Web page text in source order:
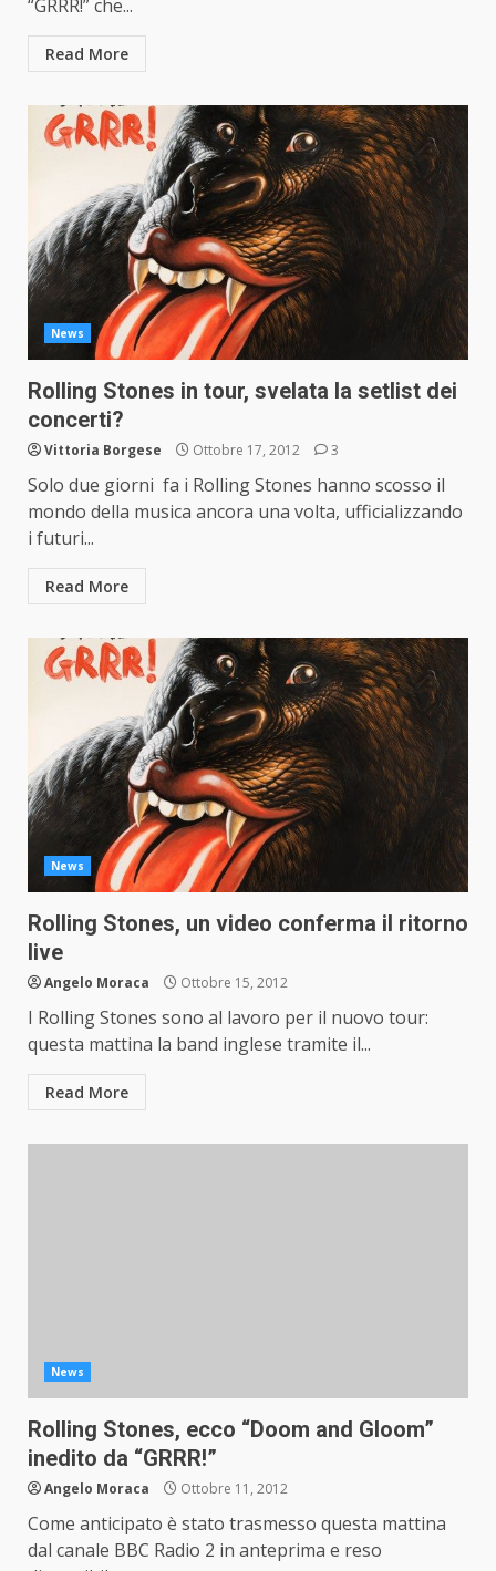
“GRRR!” che...
Read More
News
Rolling Stones in tour, svelata la setlist dei
concerti?
Vittoria Borgese Ottobre 17, 2012 3
Solo due giorni fa i Rolling Stones hanno scosso il
mondo della musica ancora una volta, ufficializzando
i futuri...
Read More
News
Rolling Stones, un video conferma il ritorno
live
Angelo Moraca Ottobre 15, 2012
I Rolling Stones sono al lavoro per il nuovo tour:
questa mattina la band inglese tramite il...
Read More
News
Rolling Stones, ecco “Doom and Gloom”
inedito da “GRRR!”
Angelo Moraca Ottobre 11, 2012
Come anticipato è stato trasmesso questa mattina
dal canale BBC Radio 2 in anteprima e reso